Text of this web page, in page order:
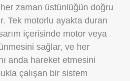
zaman üstünlüğün doğru
Tek motorlu ayakta duran
içerisinde motor veya
sağlar, ve her
anda hareket etmesini
çalışan bir sistem